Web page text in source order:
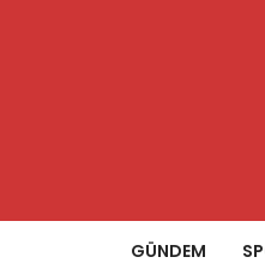
GÜNDEM